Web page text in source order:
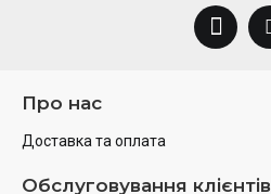
Про нас
Доставка та оплата
Обслуговування клієнтів